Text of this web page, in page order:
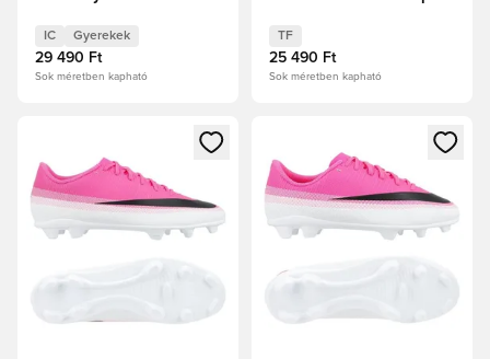
rózsaszín Gyerek
IC Gyerekek
29 490 Ft
Sok méretben kapható
TF
25 490 Ft
Sok méretben kapható
Megnyit egy modált a bejelentkezéshez vagy a tagként
Megnyit egy modált a